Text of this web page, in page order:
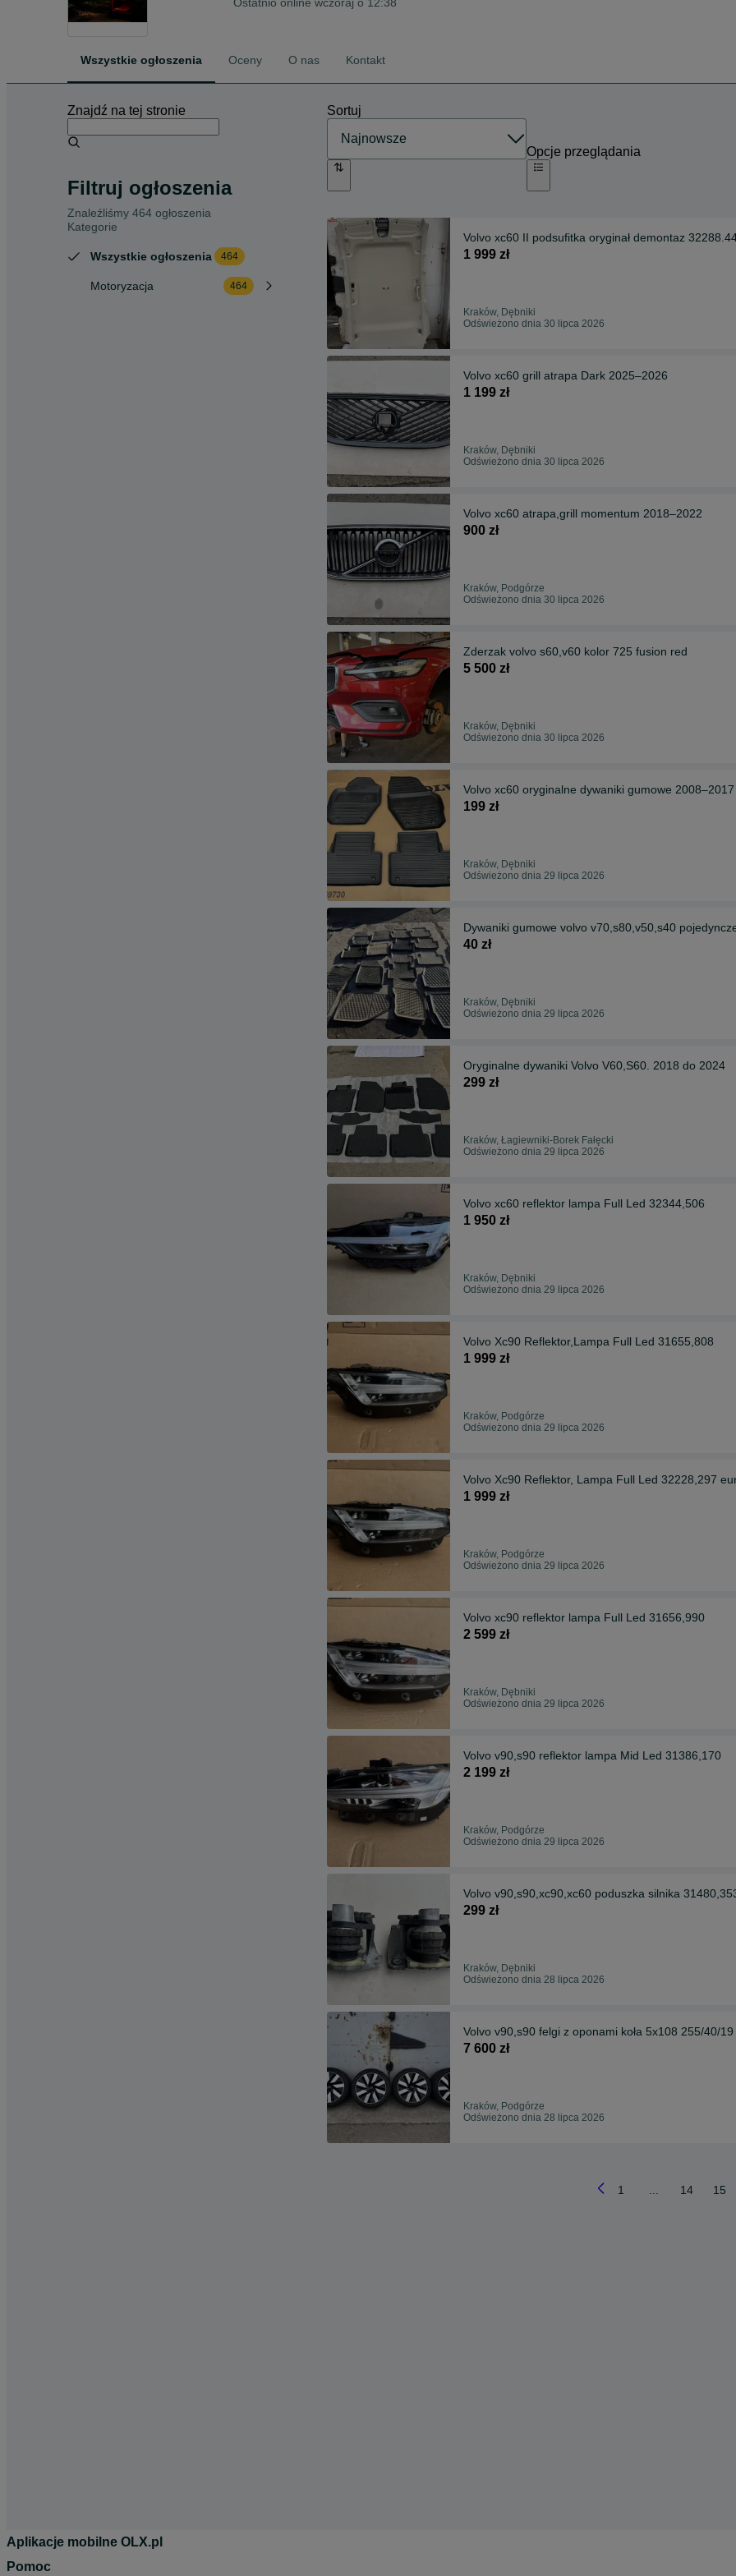
Wszystkie ogłoszenia Oceny O nas Kontakt
Znajdź na tej stronie
Filtruj ogłoszenia
Znaleźliśmy 464 ogłoszenia
Kategorie
Wszystkie ogłoszenia 464
Motoryzacja 464
Sortuj
Opcje przeglądania
Volvo xc60 II podsufitka oryginał demontaz
1 999 zł
Kraków, Dębniki
Odświeżono dnia 30 lipca 2026
Volvo xc60 grill atrapa Dark 2025–2026
1 199 zł
Kraków, Dębniki
Odświeżono dnia 30 lipca 2026
Volvo xc60 atrapa,grill momentum 2018–2022
900 zł
Kraków, Podgórze
Odświeżono dnia 30 lipca 2026
Zderzak volvo s60,v60 kolor 725 fusion red
5 500 zł
Kraków, Dębniki
Odświeżono dnia 30 lipca 2026
Volvo xc60 oryginalne dywaniki gumowe 2008–2017
199 zł
Kraków, Dębniki
Odświeżono dnia 29 lipca 2026
Dywaniki gumowe volvo v70,s80,v50,s40
40 zł
Kraków, Dębniki
Odświeżono dnia 29 lipca 2026
Oryginalne dywaniki Volvo V60,S60. 2018 do 2024
299 zł
Kraków, Łagiewniki-Borek Fałęcki
Odświeżono dnia 29 lipca 2026
Volvo xc60 reflektor lampa Full Led 32344,506
1 950 zł
Kraków, Dębniki
Odświeżono dnia 29 lipca 2026
Volvo Xc90 Reflektor,Lampa Full Led 31655,808
1 999 zł
Kraków, Podgórze
Odświeżono dnia 29 lipca 2026
Volvo Xc90 Reflektor, Lampa Full Led 32228,297
1 999 zł
Kraków, Podgórze
Odświeżono dnia 29 lipca 2026
Volvo xc90 reflektor lampa Full Led 31656,990
2 599 zł
Kraków, Dębniki
Odświeżono dnia 29 lipca 2026
Volvo v90,s90 reflektor lampa Mid Led 31386,170
2 199 zł
Kraków, Podgórze
Odświeżono dnia 29 lipca 2026
Volvo v90,s90,xc90,xc60 poduszka silnika
299 zł
Kraków, Dębniki
Odświeżono dnia 28 lipca 2026
Volvo v90,s90 felgi z oponami koła 5x108 255/40/
7 600 zł
Kraków, Podgórze
Odświeżono dnia 28 lipca 2026
1 14 15
Aplikacje mobilne OLX.pl
Pomoc